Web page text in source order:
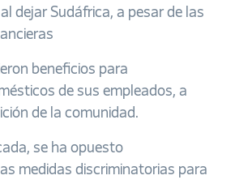
dejar Sudáfrica, a pesar de las
beneficios para
de sus empleados, a
de la comunidad.
se ha opuesto
medidas discriminatorias para